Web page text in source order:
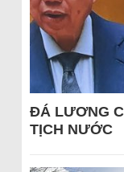
ĐÁ LƯƠNG
TỊCH NƯỚC